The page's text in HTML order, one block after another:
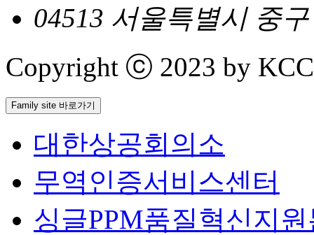
04513 서울특별시 중
Copyright ⓒ 2023 by
Family site 바로가기
대한상공회의소
무역인증서비스센터
싱글PPM품질혁신지